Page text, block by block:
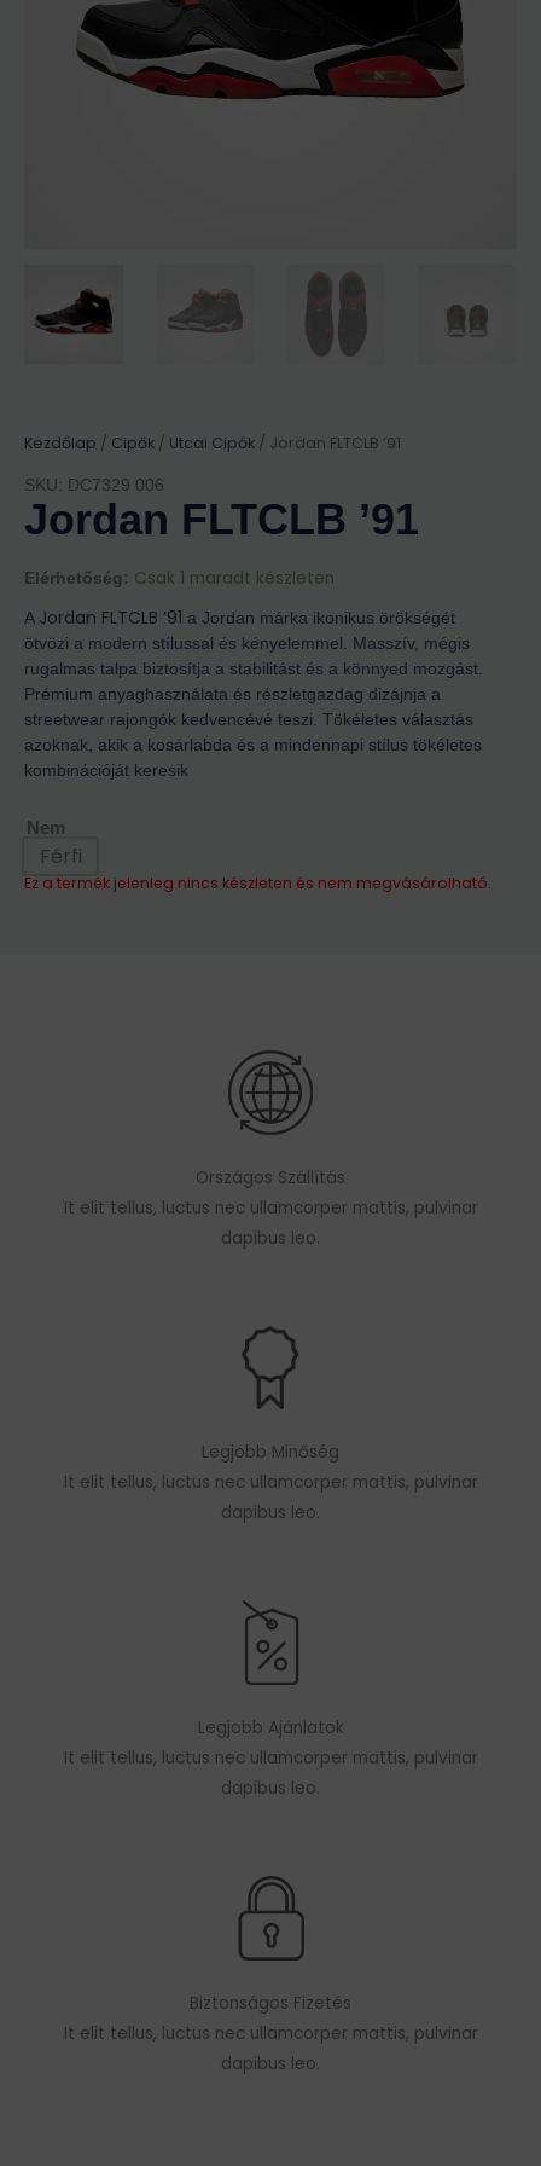
Kezdőlap / Cipők / Utcai Cipők / Jordan FLTCLB ’91
SKU: DC7329 006
Jordan FLTCLB ’91
Elérhetőség: Csak 1 maradt készleten
A Jordan FLTCLB ’91 a Jordan márka ikonikus örökségét
ötvözi a modern stílussal és kényelemmel. Masszív, mégis
rugalmas talpa biztosítja a stabilitást és a könnyed mozgást.
Prémium anyaghasználata és részletgazdag dizájnja a
streetwear rajongók kedvencévé teszi. Tökéletes választás
azoknak, akik a kosárlabda és a mindennapi stílus tökéletes
kombinációját keresik
Nem
Férfi
Ez a termék jelenleg nincs készleten és nem megvásárolható.
Országos Szállítás
It elit tellus, luctus nec ullamcorper mattis, pulvinar
dapibus leo.
Legjobb Minőség
It elit tellus, luctus nec ullamcorper mattis, pulvinar
dapibus leo.
Legjobb Ajánlatok
It elit tellus, luctus nec ullamcorper mattis, pulvinar
dapibus leo.
Biztonságos Fizetés
It elit tellus, luctus nec ullamcorper mattis, pulvinar
dapibus leo.